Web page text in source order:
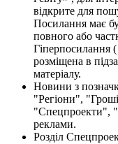
відкрите для
Посилання має
повного або
Гіперпосилання
розміщена в
матеріалу.
Новини з
"Регіони",
"Спецпроекти",
реклами.
Розділ